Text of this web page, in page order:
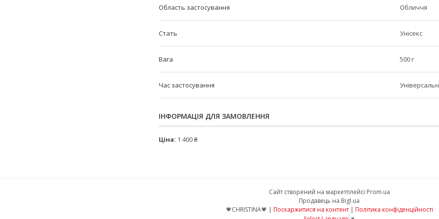
Область застосування Обличчя
Стать Унісекс
Вага 500 г
Час застосування
ІНФОРМАЦІЯ ДЛЯ ЗАМОВЛЕННЯ
Ціна: 1 400 ₴
Сайт створений на маркетплейсі Prom.ua
Продавець на Bigl.ua
💗CHRISTINA💗 | Поскаржитися на контент | Політика конфіденційності